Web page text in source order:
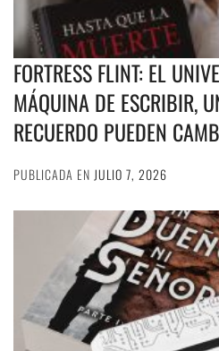
FORTRESS FLINT: EL
MÁQUINA DE ESCRIBIR,
RECUERDO PUEDEN
PUBLICADA EN JULIO 7, 2026